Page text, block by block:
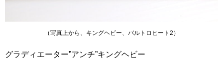
（写真上から、キングヘビー、バルトロヒート2）
グラディエーター”アンチ”キングヘビー